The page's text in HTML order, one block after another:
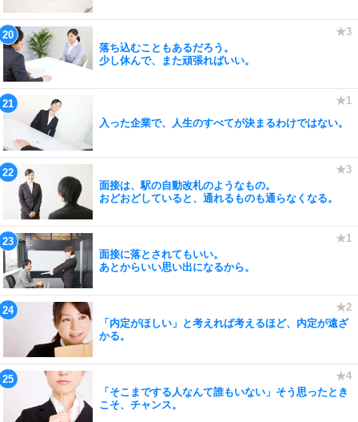
落ち込むこともあるだろう。
少し休んで、また頑張ればいい。
入った企業で、人生のすべてが決まるわけではない。
面接は、駅の自動改札のようなもの。
おどおどしていると、通れるものも通らなくなる。
面接に落とされてもいい。
あとからいい思い出になるから。
「内定がほしい」と考えれば考えるほど、内定が遠ざ
かる。
「そこまでする人なんて誰もいない」そう思ったとき
こそ、チャンス。